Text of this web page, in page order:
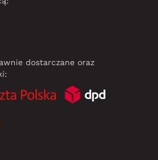
dostarczane oraz